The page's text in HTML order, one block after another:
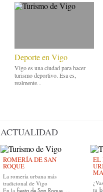
Deporte en Vigo
Vigo es una ciudad para hacer
turismo deportivo. Ésa es,
realmente...
ACTUALIDAD
ROMERÍA DE SAN
ROQUE
La romería urbana más
tradicional de Vigo
En la fiesta de San Roque, ...
EL
tu